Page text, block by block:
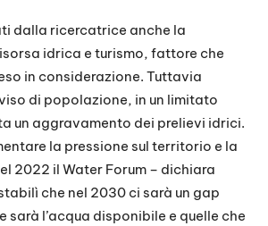
dalla ricercatrice anche la
idrica e turismo, fattore che
in considerazione. Tuttavia
di popolazione, in un limitato
un aggravamento dei prelievi idrici.
la pressione sul territorio e la
2022 il Water Forum – dichiara
che nel 2030 ci sarà un gap
sarà l’acqua disponibile e quelle che